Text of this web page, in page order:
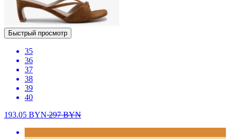
Быстрый просмотр
35
36
37
38
39
40
193.05 BYN297BYN